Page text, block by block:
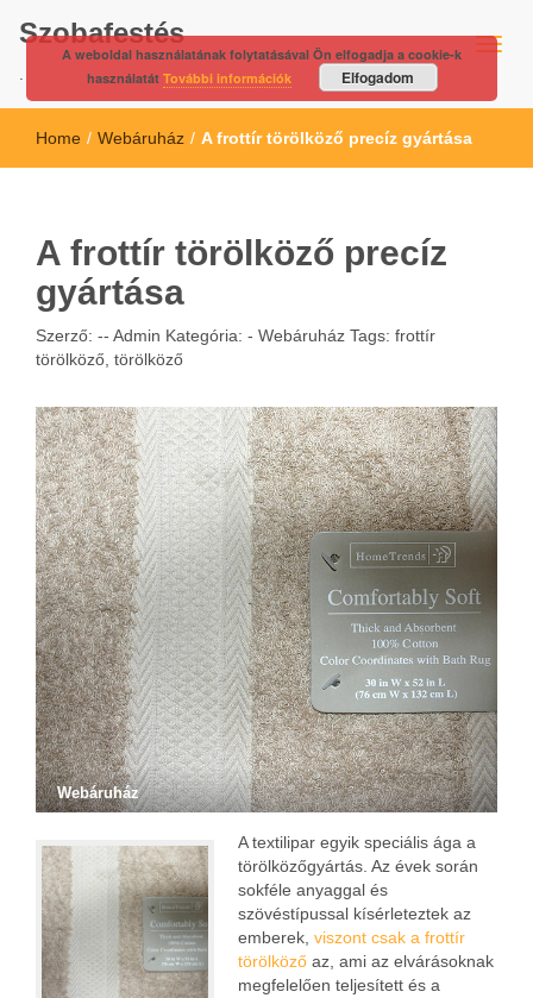
Szobafestés
Home / Webáruház / A frottír törölköző precíz gyártása
A frottír törölköző precíz
gyártása
Szerző: -- Admin Kategória: - Webáruház Tags: frottír
törölköző törölköző
Webáruház
A textilipar egyik speciális ága a
törölközőgyártás. Az évek során
sokféle anyaggal és
szövéstípussal kísérleteztek az
emberek,viszont csak a frottír
törölköző az, ami az elvárásoknak
megfelelően teljesített és a
A weboldal használatának folytatásával Ön elfogadja a cookie-k
használatát További információk Elfogadom